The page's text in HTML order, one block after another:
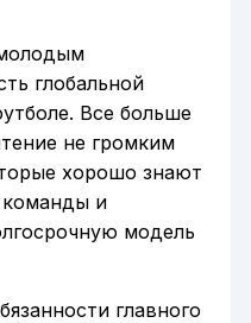
глобальной
Все больше
не громким
хорошо знают
и
модель
главного